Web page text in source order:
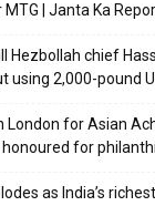
| Janta Ka
Hezbollah chief
using 2,000-pound
London for Asian
honoured for
as India’s